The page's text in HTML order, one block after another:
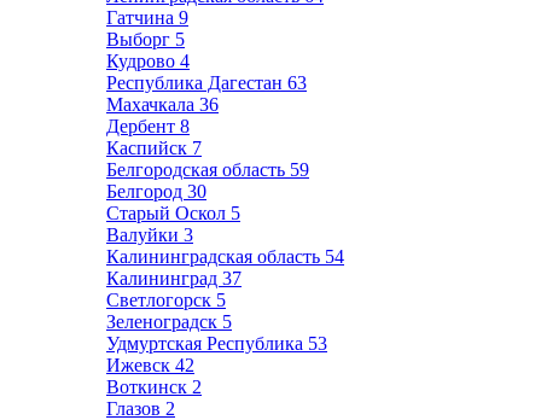
Гатчина 9
Выборг 5
Кудрово 4
Республика Дагестан 63
Махачкала 36
Дербент 8
Каспийск 7
Белгородская область 59
Белгород 30
Старый Оскол 5
Валуйки 3
Калининградская область 54
Калининград 37
Светлогорск 5
Зеленоградск 5
Удмуртская Республика 53
Ижевск 42
Воткинск 2
Глазов 2